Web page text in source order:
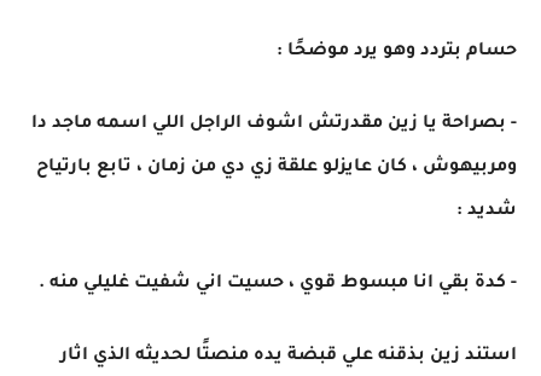
حسام بتردد وهو يرد موضحًا :
- بصراحة يا زين مقدرتش اشوف الراجل اللي اسمه ماجد دا
ومربيهوش ، كان عايزلو علقة زي دي من زمان ، تابع بارتياح
شديد :
- كدة بقي انا مبسوط قوي ، حسيت اني شفيت غليلي منه .
استند زين بذقنه علي قبضة يده منصتًا لحديثه الذي اثار